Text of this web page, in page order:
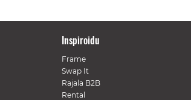
Inspiroidu
Frame
Swap It
Rajala B2B
Rental